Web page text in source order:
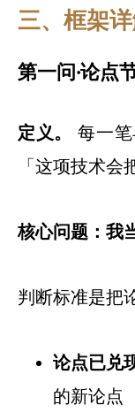
三、框架
第一问·论点
定义。
每一
「这项技术
核心问题：我
判断标准是把
论点已兑
的新论点